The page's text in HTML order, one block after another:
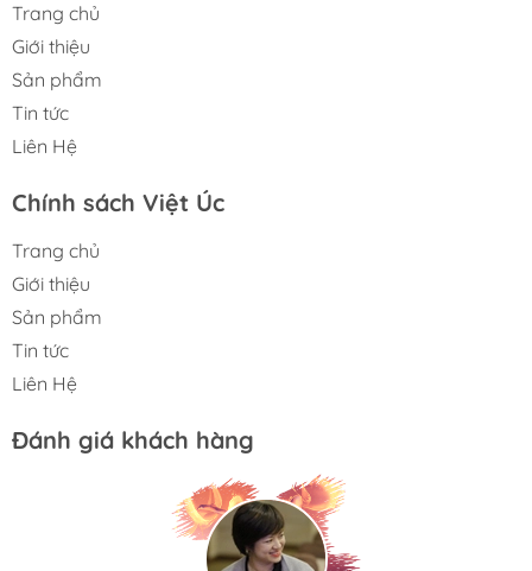
Trang chủ
Giới thiệu
Sản phẩm
Tin tức
Liên Hệ
Chính sách Việt Úc
Trang chủ
Giới thiệu
Sản phẩm
Tin tức
Liên Hệ
Đánh giá khách hàng